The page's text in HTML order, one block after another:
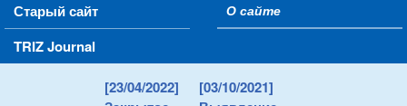
Старый сайт
TRIZ Journal
О сайте
[23/04/2022]
[03/10/2021]